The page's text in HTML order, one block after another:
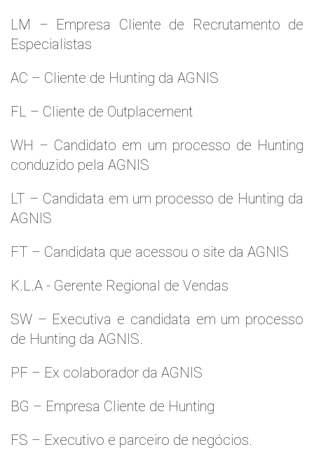
LM – Empresa Cliente de Recrutamento de
Especialistas
AC – Cliente de Hunting da AGNIS
FL – Cliente de Outplacement
WH – Candidato em um processo de Hunting
conduzido pela AGNIS
LT – Candidata em um processo de Hunting da
AGNIS
FT – Candidata que acessou o site da AGNIS
K.L.A - Gerente Regional de Vendas
SW – Executiva e candidata em um processo
de Hunting da AGNIS.
PF – Ex colaborador da AGNIS
BG – Empresa Cliente de Hunting
FS – Executivo e parceiro de negócios.